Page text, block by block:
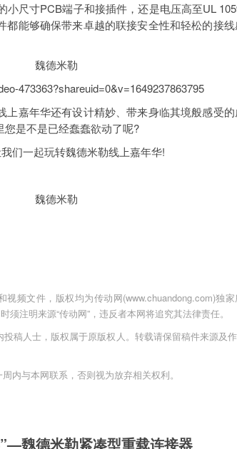
尺寸PCB端子和接插件，还是电压高至UL
能够确保带来卓越的联接安全性和轻松的接
473363?shareuid=0&v=1649237863795
嘉年华还有设计精妙、带来身临其境般感受的
是不是已经蠢蠢欲动了呢?
们一起玩转魏德米勒线上嘉年华!
频文件，版权均为传动网(www.chuandong.com)独
注明来源“传动网”，违反者本网将追究其法律责任。
稿人士，版权属于原版权人。转载请保留稿件来源及
内与本网联系，否则视为放弃相关权利。
魏德米勒紧凑型重载连接器